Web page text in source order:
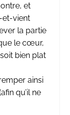
et
et-vient
la partie
le cœur,
bien plat
ainsi
qu’il ne